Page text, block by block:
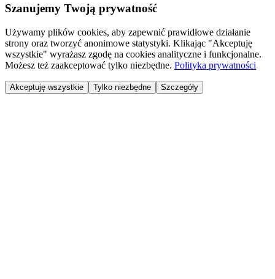
Szanujemy Twoją prywatność
Używamy plików cookies, aby zapewnić prawidłowe działanie
strony oraz tworzyć anonimowe statystyki. Klikając "Akceptuję
wszystkie" wyrażasz zgodę na cookies analityczne i funkcjonalne.
Możesz też zaakceptować tylko niezbędne. Polityka prywatności
Akceptuję wszystkie Tylko niezbędne Szczegóły